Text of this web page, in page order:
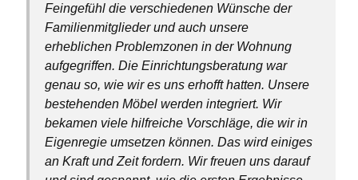
Feingefühl die verschiedenen Wünsche der
Familienmitglieder und auch unsere
erheblichen Problemzonen in der Wohnung
aufgegriffen. Die Einrichtungsberatung war
genau so, wie wir es uns erhofft hatten. Unsere
bestehenden Möbel werden integriert. Wir
bekamen viele hilfreiche Vorschläge, die wir in
Eigenregie umsetzen können. Das wird einiges
an Kraft und Zeit fordern. Wir freuen uns darauf